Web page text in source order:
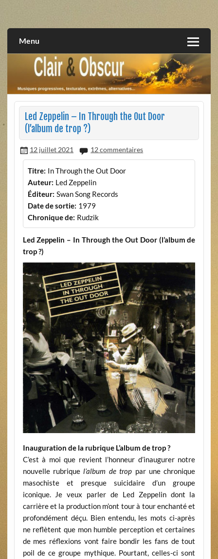
extrêmes, alternatives, texturales
Menu
Led Zeppelin – In Through the Out Door
(l’album de trop ?)
12 juillet 2021 12 commentaires
Titre: In Through the Out Door
Auteur: Led Zeppelin
Éditeur: Swan Song Records
Date de sortie: 1979
Chronique de: Rudzik
Led Zeppelin – In Through the Out Door (l’album de
trop ?)
Inauguration de la rubrique L’album de trop ?
C’est à moi que revient l’honneur d’inaugurer notre
nouvelle rubriquel’album de trop par une chronique
masochiste et presque suicidaire d’un groupe
iconique. Je veux parler de Led Zeppelin dont la
carrière et la production m’ont tour à tour enchanté et
profondément déçu. Bien entendu, les mots ci-après
ne reflètent que mon humble perception et certaines
de mes réflexions vont faire bondir les fans de tout
poil de ce groupe mythique. Pourtant, celles-ci sont